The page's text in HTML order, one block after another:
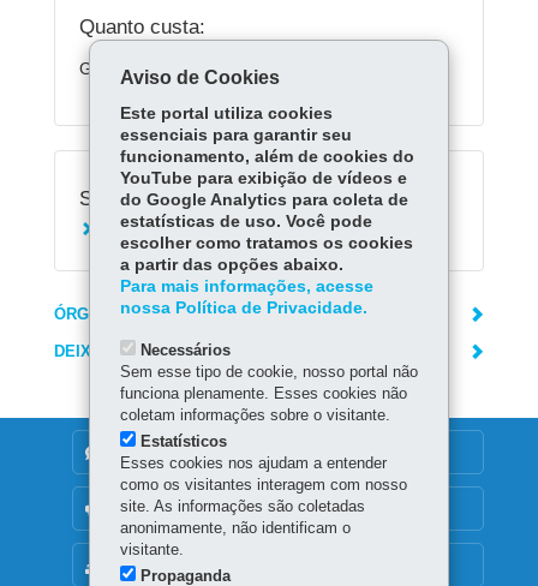
Quanto custa:
Gratuito
Serviços Relacionados:
Fazer declaração do ITCMD
ÓRGÃO RESPONSÁVEL
DEIXE SUA OPINIÃO
MAPA DO SITE
DENUNCIE CORRUPÇÃO
OUVIDORIA
Aviso de Cookies
Este portal utiliza cookies
essenciais para garantir seu
funcionamento, além de cookies do
YouTube para exibição de vídeos e
do Google Analytics para coleta de
estatísticas de uso. Você pode
escolher como tratamos os cookies
a partir das opções abaixo.
Para mais informações, acesse
nossa Política de Privacidade.
Necessários
Sem esse tipo de cookie, nosso portal não
funciona plenamente. Esses cookies não
coletam informações sobre o visitante.
Estatísticos
Esses cookies nos ajudam a entender
como os visitantes interagem com nosso
site. As informações são coletadas
anonimamente, não identificam o
visitante.
Propaganda